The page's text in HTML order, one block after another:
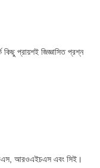
প্রায়শই জিজ্ঞাসিত প্রশ্ন
আরওএইচএস এবং সিই।